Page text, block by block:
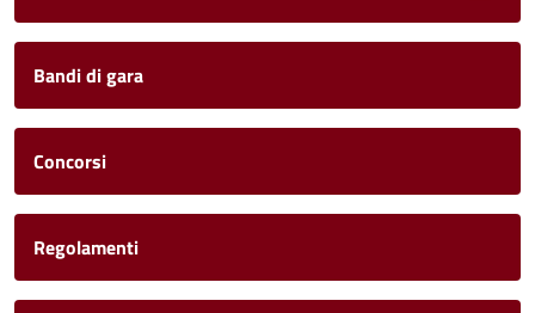
Bandi di gara
Concorsi
Regolamenti